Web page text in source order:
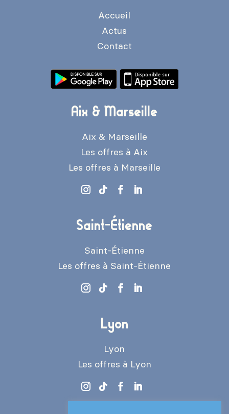
Accueil
Actus
Contact
Aix & Marseille
Aix & Marseille
Les offres à Aix
Les offres à Marseille
Saint-Étienne
Saint-Étienne
Les offres à Saint-Étienne
Lyon
Lyon
Les offres à Lyon